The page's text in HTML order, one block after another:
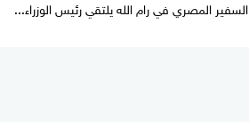
السفير المصري في رام الله يلتقي رئيس الوزراء...